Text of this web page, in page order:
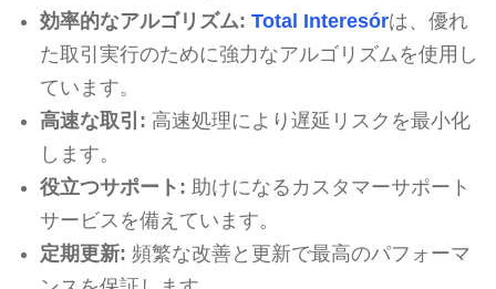
効率的なアルゴリズム: Total Interesórは、優れ
た取引実行のために強力なアルゴリズムを使用し
ています。
高速な取引: 高速処理により遅延リスクを最小化
します。
役立つサポート: 助けになるカスタマーサポート
サービスを備えています。
定期更新: 頻繁な改善と更新で最高のパフォーマ